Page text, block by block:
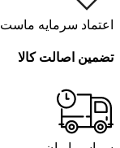
اعتماد سرمایه ماست
تضمین اصالت کالا